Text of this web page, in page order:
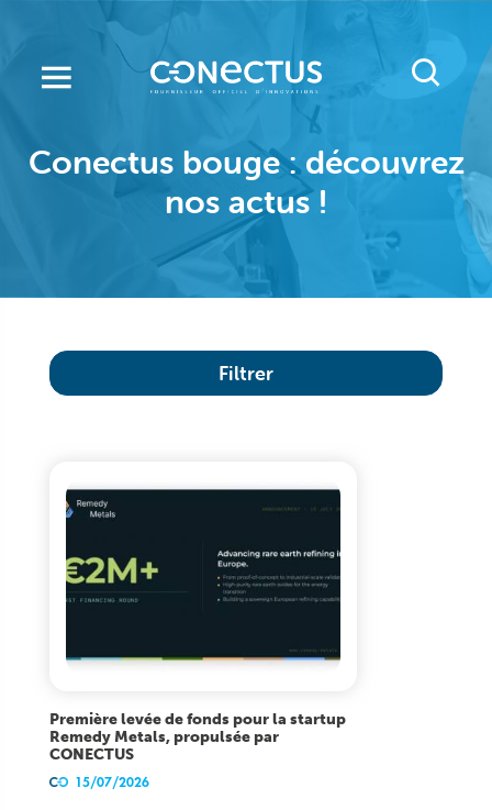
contenu
principal
Conectus bouge : découvrez
nos actus !
Filtrer
Première levée de fonds pour la startup
Remedy Metals, propulsée par
CONECTUS
15/07/2026